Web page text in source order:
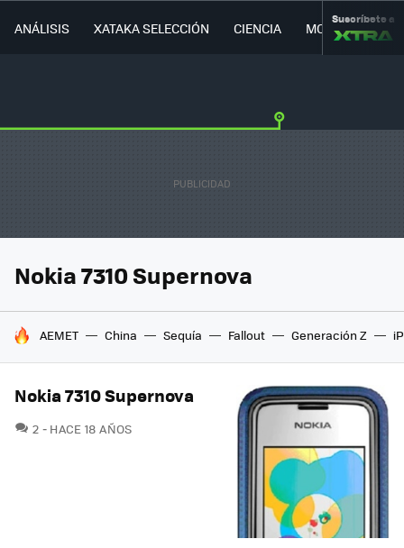
ANÁLISIS XATAKA SELECCIÓN CIENCIA MOVILIDAD
Suscríbete a
Nokia 7310 Supernova
HOY SE HABLA DE
AEMET China Sequía Fallout Generación Z
Nokia 7310 Supernova
2 COMENTARIOS
HACE 18 AÑOS